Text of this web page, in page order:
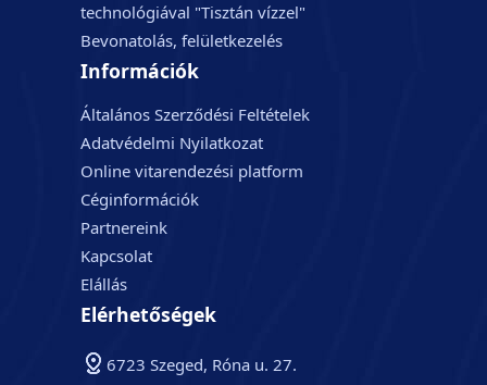
technológiával "Tisztán vízzel"
Bevonatolás, felületkezelés
Információk
Általános Szerződési Feltételek
Adatvédelmi Nyilatkozat
Online vitarendezési platform
Céginformációk
Partnereink
Kapcsolat
Elállás
Elérhetőségek
6723 Szeged, Róna u. 27.